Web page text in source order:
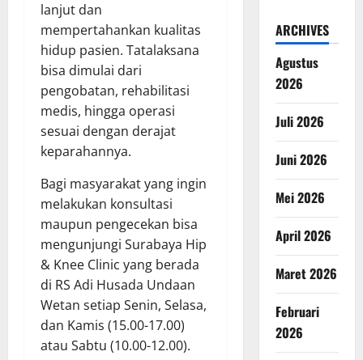
lanjut dan
mempertahankan kualitas
hidup pasien. Tatalaksana
bisa dimulai dari
pengobatan, rehabilitasi
medis, hingga operasi
sesuai dengan derajat
keparahannya.
Bagi masyarakat yang ingin
melakukan konsultasi
maupun pengecekan bisa
mengunjungi Surabaya Hip
& Knee Clinic yang berada
di RS Adi Husada Undaan
Wetan setiap Senin, Selasa,
dan Kamis (15.00-17.00)
atau Sabtu (10.00-12.00).
ARCHIVES
Agustus
2026
Juli 2026
Juni 2026
Mei 2026
April 2026
Maret 2026
Februari
2026